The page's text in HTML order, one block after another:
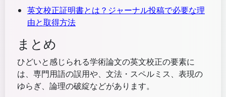
英文校正証明書とは？ジャーナル投稿で必要な理
由と取得方法
まとめ
ひどいと感じられる学術論文の英文校正の要素に
は、専門用語の誤用や、文法・スペルミス、表現の
ゆらぎ、論理の破綻などがあります。